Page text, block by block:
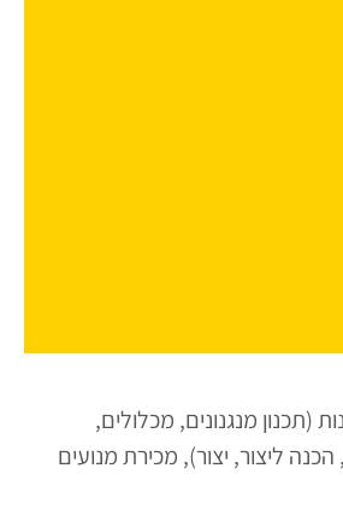
(תכנון מנגנונים, מכלולים,
ליצור, יצור), מכירת מנועים